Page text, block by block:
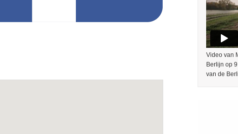
Video van
Berlijn op
van de